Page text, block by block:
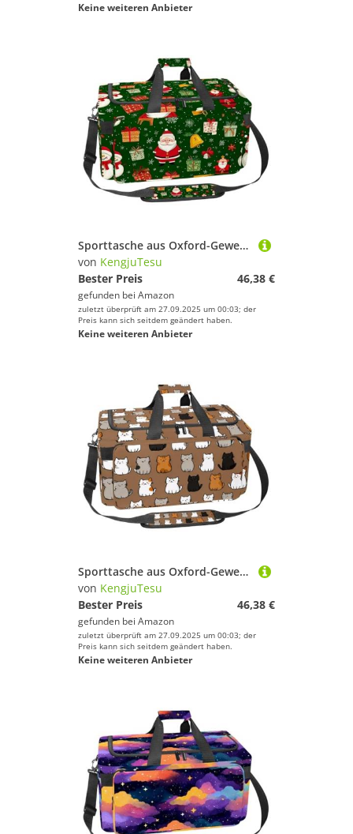
Keine weiteren Anbieter
Sporttasche aus Oxford-Gewebe, mit abnehmbarem Schultergurt, Trainings-Handtasche, Übernachtungstasche für Damen und Herren, blauer Hintergrund, Pinguin-Geschenke, Mehrfarbig 13, Einheitsgröße
von KengjuTesu
Bester Preis
46,38 €
gefunden bei Amazon
zuletzt überprüft am 27.09.2025 um 00:03; der
Preis kann sich seitdem geändert haben.
Keine weiteren Anbieter
Sporttasche aus Oxford-Gewebe, mit abnehmbarem Schultergurt, Trainings-Handtasche, Übernachtungstasche für Damen und Herren, kleiner Welpe, Lila, Mehrfarbig 5, Einheitsgröße, Handgepäck
von KengjuTesu
Bester Preis
46,38 €
gefunden bei Amazon
zuletzt überprüft am 27.09.2025 um 00:03; der
Preis kann sich seitdem geändert haben.
Keine weiteren Anbieter